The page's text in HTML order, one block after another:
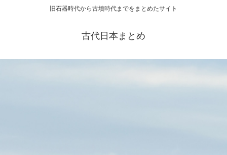
旧石器時代から古墳時代までをまとめたサイト
古代日本まとめ